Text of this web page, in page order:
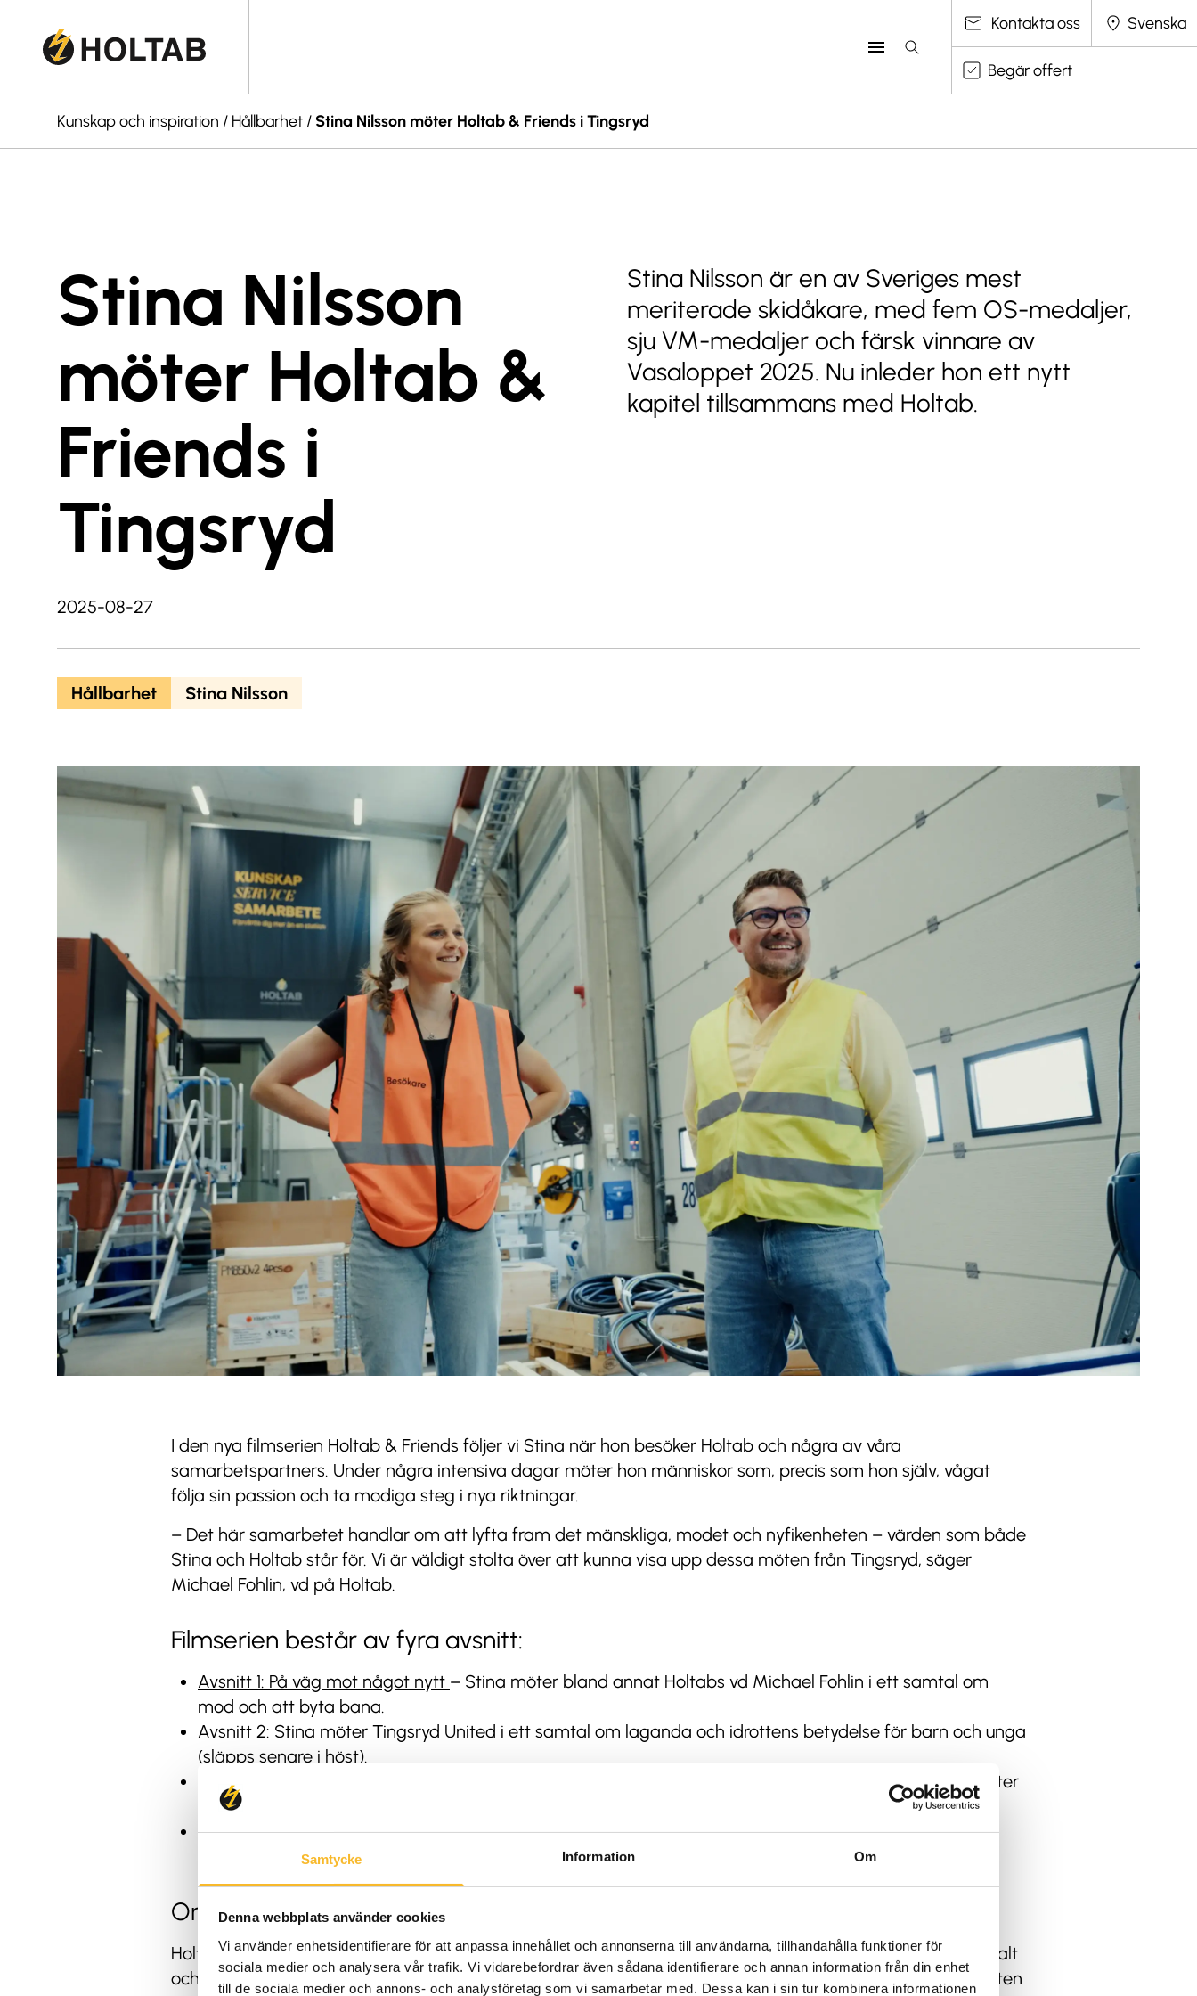
Samtycke Information Om
Denna webbplats använder cookies
Vi använder enhetsidentifierare för att anpassa innehållet och annonserna till användarna, tillhandahålla funktioner för
sociala medier och analysera vår trafik. Vi vidarebefordrar även sådana identifierare och annan information från din enhet
till de sociala medier och annons- och analysföretag som vi samarbetar med. Dessa kan i sin tur kombinera informationen
Kontakta oss
Välj språk
Begär offert
Kunskap och inspiration / Hållbarhet / Stina Nilsson möter Holtab & Friends i Tingsryd
Stina Nilsson
möter Holtab &
Friends i
Tingsryd
2025-08-27
Stina Nilsson är en av Sveriges mest
meriterade skidåkare, med fem OS-medaljer,
sju VM-medaljer och färsk vinnare av
Vasaloppet 2025. Nu inleder hon ett nytt
kapitel tillsammans med Holtab.
Hållbarhet Stina Nilsson
I den nya filmserien Holtab & Friends följer vi Stina när hon besöker Holtab och några av våra
samarbetspartners. Under några intensiva dagar möter hon människor som, precis som hon själv, vågat
följa sin passion och ta modiga steg i nya riktningar.
– Det här samarbetet handlar om att lyfta fram det mänskliga, modet och nyfikenheten – värden som både
Stina och Holtab står för. Vi är väldigt stolta över att kunna visa upp dessa möten från Tingsryd, säger
Michael Fohlin, vd på Holtab.
Filmserien består av fyra avsnitt:
Avsnitt 1: På väg mot något nytt – Stina möter bland annat Holtabs vd Michael Fohlin i ett samtal om
mod och att byta bana.
Avsnitt 2: Stina möter Tingsryd United i ett samtal om laganda och idrottens betydelse för barn och unga
(släpps senare i höst).
Avsnitt 3: Stina möter elever på Academy of Music and Business. Ett avsnitt om drömmar och drivkrafter
(släpps senare i höst).
Avsnitt 4: Reflektion och sammanhang – Stina summerar sina intryck från dagarna med Holtab &
Friends i Tingsryd – och testar den klassiska räkmackan på Börjes (släpps senare i höst).
Om Holtab & Friends
Holtab & Friends är Holtabs övergripande koncept för samhällsengagemang och samarbeten – både lokalt
och globalt. Genom Holtab & Friends vill vi lyfta fram kraften i möten mellan människor, och hur samarbeten